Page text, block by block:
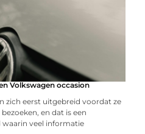
Volkswagen occasion
zich eerst uitgebreid voordat ze
en dat is een
waarin veel informatie